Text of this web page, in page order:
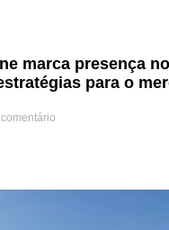
marca presença
para o